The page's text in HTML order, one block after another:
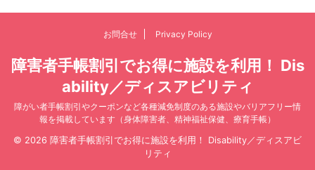
お問合せ Privacy Policy
障害者手帳割引でお得に施設を利用！ Dis
ability／ディスアビリティ
障がい者手帳割引やクーポンなど各種減免制度のある施設やバリアフリー情
報を掲載しています（身体障害者、精神福祉保健、療育手帳）
© 2026 障害者手帳割引でお得に施設を利用！ Disability／ディスアビ
リティ